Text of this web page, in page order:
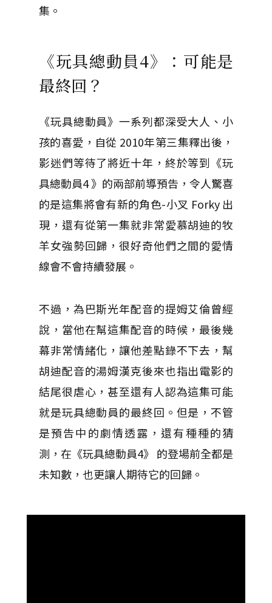
集。
《玩具總動員4》：可能是
最終回？
《玩具總動員》一系列都深受大人、小
孩的喜愛，自從 2010年第三集釋出後，
影迷們等待了將近十年，終於等到《玩
具總動員4 》的兩部前導預告，令人驚喜
的是這集將會有新的角色-小叉 Forky 出
現，還有從第一集就非常愛慕胡迪的牧
羊女強勢回歸，很好奇他們之間的愛情
線會不會持續發展。
不過，為巴斯光年配音的提姆艾倫曾經
說，當他在幫這集配音的時候，最後幾
幕非常情緒化，讓他差點錄不下去，幫
胡迪配音的湯姆漢克後來也指出電影的
結尾很虐心，甚至還有人認為這集可能
就是玩具總動員的最終回。但是，不管
是預告中的劇情透露，還有種種的猜
測，在《玩具總動員4》 的登場前全都是
未知數，也更讓人期待它的回歸。